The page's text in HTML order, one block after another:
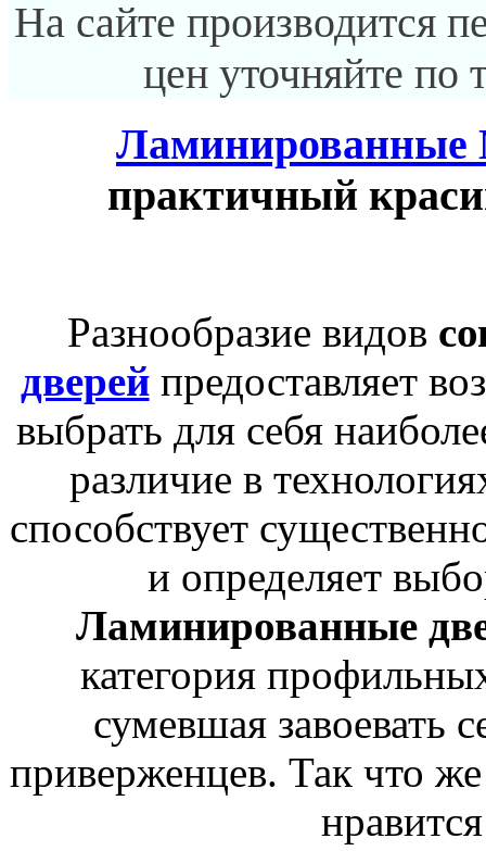
На сайте производится
цен уточняйте по
практичный
Разнообразие видов
дверейпредоставляет
выбрать для себя
различие в
способствует
и определяет
Ламинированные
категория
сумевшая завоевать
приверженцев. Так что